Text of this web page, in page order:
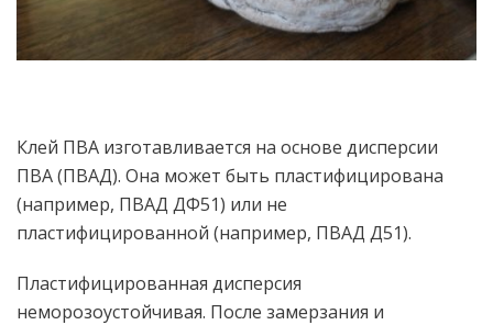
Клей ПВА изготавливается на основе дисперсии
ПВА (ПВАД). Она может быть пластифицирована
(например, ПВАД ДФ51) или не
пластифицированной (например, ПВАД Д51).
Пластифицированная дисперсия
неморозоустойчивая. После замерзания и